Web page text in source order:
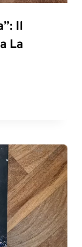
Il
La